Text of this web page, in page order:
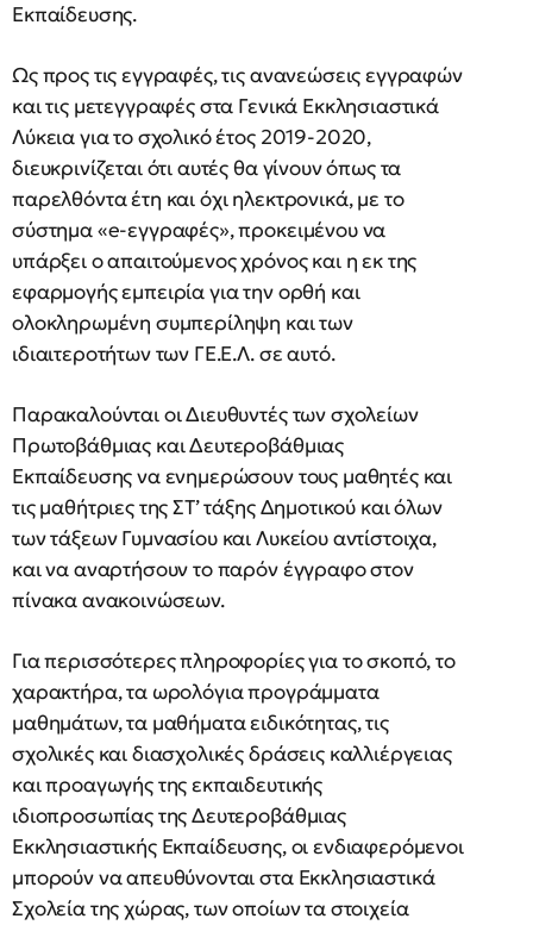
Εκπαίδευσης.
Ως προς τις εγγραφές, τις ανανεώσεις εγγραφών
και τις μετεγγραφές στα Γενικά Εκκλησιαστικά
Λύκεια για το σχολικό έτος 2019-2020,
διευκρινίζεται ότι αυτές θα γίνουν όπως τα
παρελθόντα έτη και όχι ηλεκτρονικά, με το
σύστημα «e-εγγραφές», προκειμένου να
υπάρξει ο απαιτούμενος χρόνος και η εκ της
εφαρμογής εμπειρία για την ορθή και
ολοκληρωμένη συμπερίληψη και των
ιδιαιτεροτήτων των ΓΕ.Ε.Λ. σε αυτό.
Παρακαλούνται οι Διευθυντές των σχολείων
Πρωτοβάθμιας και Δευτεροβάθμιας
Εκπαίδευσης να ενημερώσουν τους μαθητές και
τις μαθήτριες της ΣΤ’ τάξης Δημοτικού και όλων
των τάξεων Γυμνασίου και Λυκείου αντίστοιχα,
και να αναρτήσουν το παρόν έγγραφο στον
πίνακα ανακοινώσεων.
Για περισσότερες πληροφορίες για το σκοπό, το
χαρακτήρα, τα ωρολόγια προγράμματα
μαθημάτων, τα μαθήματα ειδικότητας, τις
σχολικές και διασχολικές δράσεις καλλιέργειας
και προαγωγής της εκπαιδευτικής
ιδιοπροσωπίας της Δευτεροβάθμιας
Εκκλησιαστικής Εκπαίδευσης, οι ενδιαφερόμενοι
μπορούν να απευθύνονται στα Εκκλησιαστικά
Σχολεία της χώρας, των οποίων τα στοιχεία